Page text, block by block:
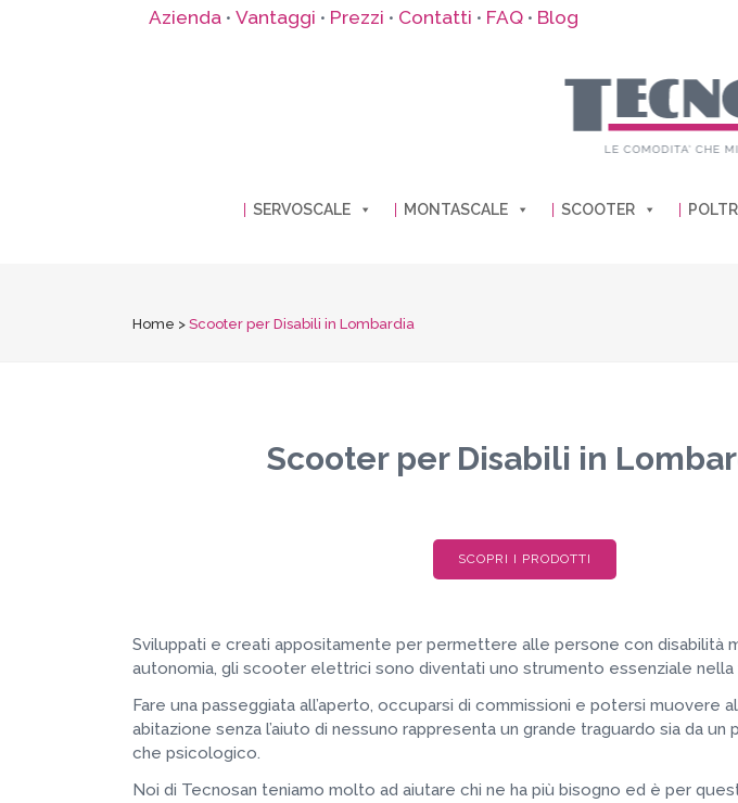
Azienda • Vantaggi • Prezzi • Contatti • FAQ • Blog
SERVOSCALE MONTASCALE SCOOTER
Home > Scooter per Disabili in Lombardia
Scooter per Disabili in
SCOPRI I PRODOTTI
Sviluppati e creati appositamente per permettere alle persone con disabilità
autonomia, gli scooter elettrici sono diventati uno strumento essenziale
Fare una passeggiata all’aperto, occuparsi di commissioni e potersi muovere
abitazione senza l’aiuto di nessuno rappresenta un grande traguardo sia da un
che psicologico.
Noi di Tecnosan teniamo molto ad aiutare chi ne ha più bisogno ed è per